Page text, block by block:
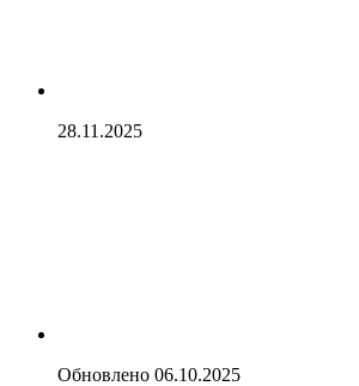
28.11.2025
Обновлено 06.10.2025